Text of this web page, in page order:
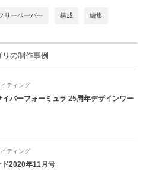
リーペーパー 構成 編集
リの制作事例
ティング
イバーフォーミュラ 25周年デザインワー
ティング
ド2020年11月号